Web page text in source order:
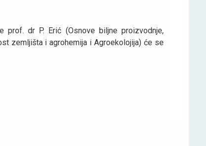
prof. dr P. Erić (Osnove biljne proizvodnje,
zemljišta i agrohemija i Agroekolojija) će se